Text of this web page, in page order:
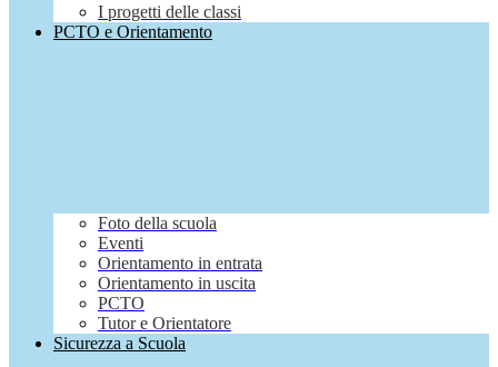
I progetti delle classi
PCTO e Orientamento
Foto della scuola
Eventi
Orientamento in entrata
Orientamento in uscita
PCTO
Tutor e Orientatore
Sicurezza a Scuola